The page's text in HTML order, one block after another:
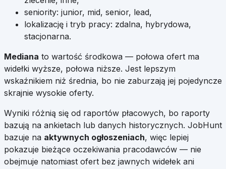
seniority: junior, mid, senior, lead,
lokalizację i tryb pracy: zdalna, hybrydowa,
stacjonarna.
Mediana to wartość środkowa — połowa ofert ma
widełki wyższe, połowa niższe. Jest lepszym
wskaźnikiem niż średnia, bo nie zaburzają jej pojedyncze
skrajnie wysokie oferty.
Wyniki różnią się od raportów płacowych, bo raporty
bazują na ankietach lub danych historycznych. JobHunt
bazuje na aktywnych ogłoszeniach, więc lepiej
pokazuje bieżące oczekiwania pracodawców — nie
obejmuje natomiast ofert bez jawnych widełek ani